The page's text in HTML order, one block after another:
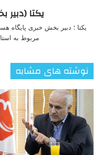
یکتا
یکتا ؛ دبیر بخش خبری پایگاه
مربوط به
نوشته های مشابه